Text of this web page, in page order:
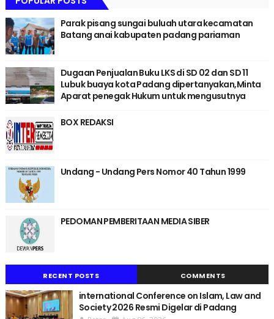
Parak pisang sungai buluah utara kecamatan
Batang anai kabupaten padang pariaman
Dugaan Penjualan Buku LKS di SD 02 dan SD 11
Lubuk buaya kota Padang dipertanyakan,Minta
Aparat penegak Hukum untuk mengusutnya
BOX REDAKSI
Undang - Undang Pers Nomor 40 Tahun 1999
PEDOMAN PEMBERITAAN MEDIA SIBER
RECENT POSTS COMMENTS
international Conference on Islam, Law and
Society 2026 Resmi Digelar di Padang